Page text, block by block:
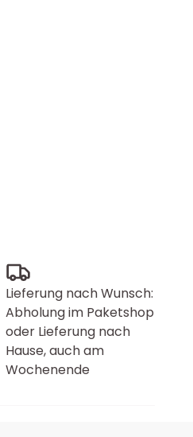
Lieferung nach Wunsch:
Abholung im Paketshop
oder Lieferung nach
Hause, auch am
Wochenende